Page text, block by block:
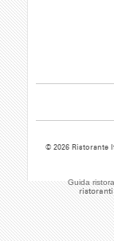
Guida
© 2026